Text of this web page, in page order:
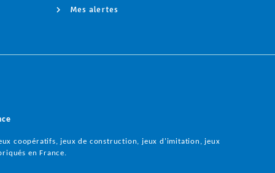
Mes alertes
coopératifs, jeux de construction, jeux d'imitation, jeux
en France.